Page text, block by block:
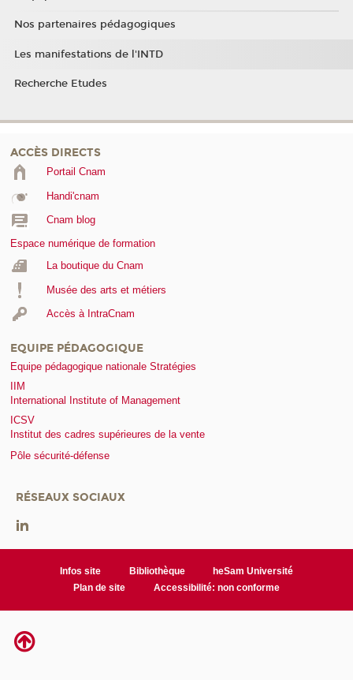
Nos partenaires pédagogiques
Les manifestations de l'INTD
Recherche Etudes
ACCÈS DIRECTS
Portail Cnam
Handi'cnam
Cnam blog
Espace numérique de formation
La boutique du Cnam
Musée des arts et métiers
Accès à IntraCnam
EQUIPE PÉDAGOGIQUE
Equipe pédagogique nationale Stratégies
IIM
International Institute of Management
ICSV
Institut des cadres supérieures de la vente
Pôle sécurité-défense
RÉSEAUX SOCIAUX
Infos site Bibliothèque
heSam Université
Plan de site
Accessibilité: non conforme